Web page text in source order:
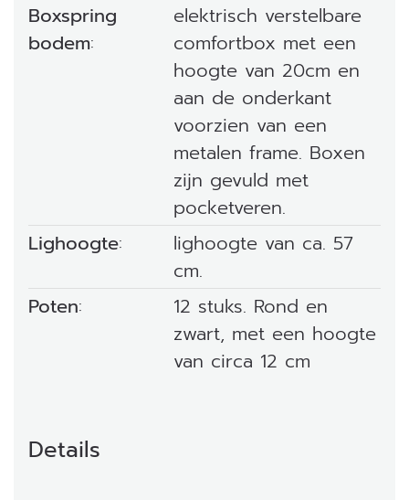
Boxspring
bodem:
elektrisch verstelbare
comfortbox met een
hoogte van 20cm en
aan de onderkant
voorzien van een
metalen frame. Boxen
zijn gevuld met
pocketveren.
Lighoogte:
lighoogte van ca. 57
cm.
Poten:
12 stuks. Rond en
zwart, met een hoogte
van circa 12 cm
Details